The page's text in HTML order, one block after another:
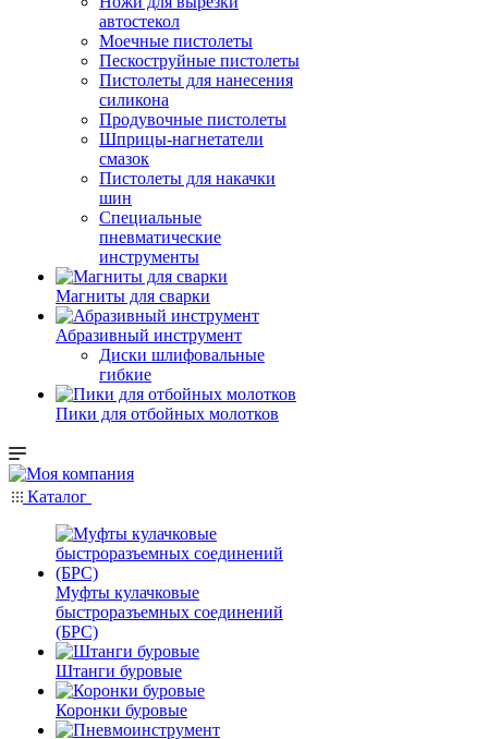
автостекол
Моечные пистолеты
Пескоструйные пистолеты
Пистолеты для нанесения
силикона
Продувочные пистолеты
Шприцы-нагнетатели
смазок
Пистолеты для накачки
шин
Специальные
пневматические
инструменты
Магниты для сварки
Абразивный инструмент
Диски шлифовальные
гибкие
Пики для отбойных молотков
Каталог
Муфты кулачковые
быстроразъемных соединений
(БРС)
Штанги буровые
Коронки буровые